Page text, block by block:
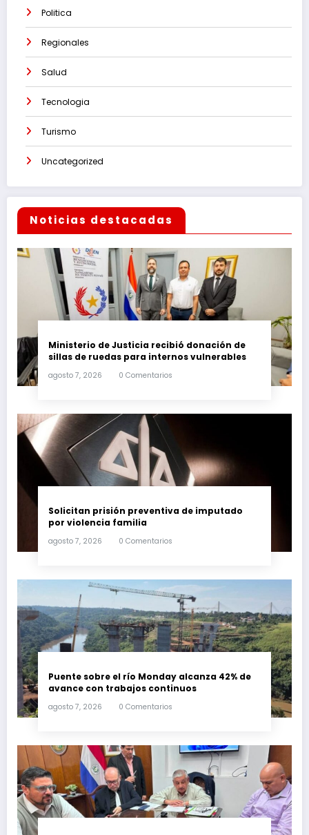
Politica
Regionales
Salud
Tecnologia
Turismo
Uncategorized
Noticias destacadas
Ministerio de Justicia recibió donación de
sillas de ruedas para internos vulnerables
agosto 7, 2026 0 Comentarios
Solicitan prisión preventiva de imputado
por violencia familia
agosto 7, 2026 0 Comentarios
Puente sobre el río Monday alcanza 42% de
avance con trabajos continuos
agosto 7, 2026 0 Comentarios